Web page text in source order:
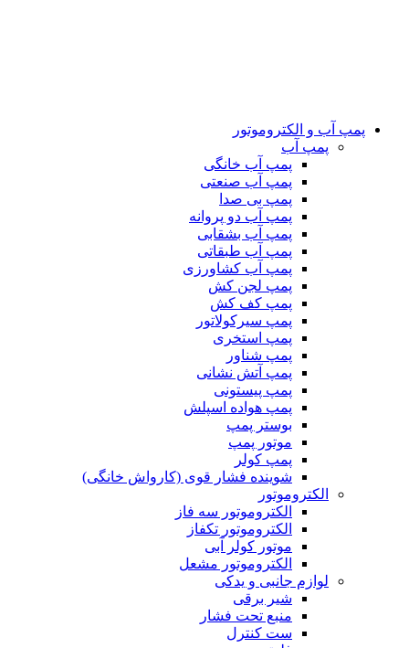
پمپ آب و الکتروموتور
پمپ آب
پمپ آب خانگی
پمپ آب صنعتی
پمپ بی صدا
پمپ آب دو پروانه
پمپ آب بشقابی
پمپ آب طبقاتی
پمپ آب کشاورزی
پمپ لجن کش
پمپ کف کش
پمپ سیرکولاتور
پمپ استخری
پمپ شناور
پمپ آتش نشانی
پمپ پیستونی
پمپ هواده اسپلش
بوستر پمپ
موتور پمپ
پمپ کولر
شوینده فشار قوی (کارواش خانگی)
الکتروموتور
الکتروموتور سه فاز
الکتروموتور تکفاز
موتور کولر آبی
الکتروموتور مشعل
لوازم جانبی و یدکی
شیر برقی
منبع تحت فشار
ست کنترل